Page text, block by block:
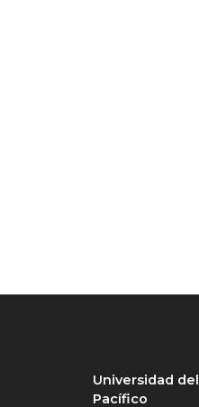
Universidad del
Pacífico